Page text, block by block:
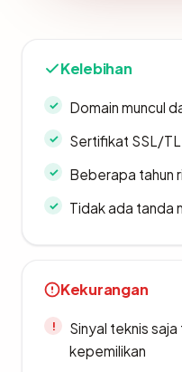
Kelebihan
Domain muncul
Sertifikat SSL/
Beberapa tahun
Tidak ada tanda
Kekurangan
Sinyal teknis
kepemilikan